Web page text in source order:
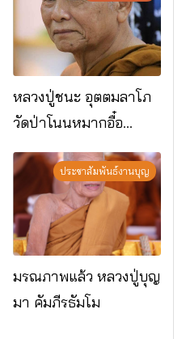
หลวงปู่ชนะ อุตตมลาโภ
วัดป่าโนนหมากอื๋อ
อ.เมือง จ.มหาสารคาม
ประชาสัมพันธ์งานบุญ
มรณภาพแล้ว หลวงปู่บุญ
มา คัมภีรธัมโม